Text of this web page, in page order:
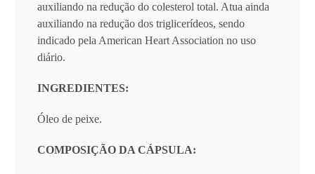
auxiliando na redução do colesterol total. Atua ainda
auxiliando na redução dos triglicerídeos, sendo
indicado pela American Heart Association no uso
diário.
INGREDIENTES:
Óleo de peixe.
COMPOSIÇÃO DA CÁPSULA: